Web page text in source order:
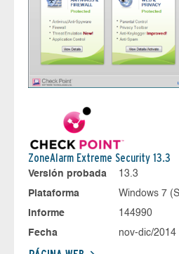
ZoneAlarm Extreme Security 13.3
Versión probada
13.3
Plataforma
Windows 7
Informe
144990
Fecha
nov-dic/2014